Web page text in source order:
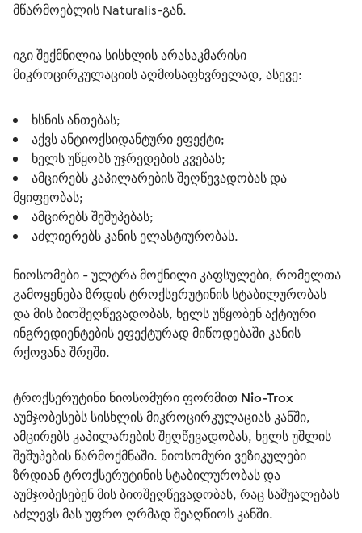
მწარმოებლის Naturalis-გან.
იგი შექმნილია სისხლის არასაკმარისი
მიკროცირკულაციის აღმოსაფხვრელად, ასევე:
ხსნის ანთებას;
აქვს ანტიოქსიდანტური ეფექტი;
ხელს უწყობს უჯრედების კვებას;
ამცირებს კაპილარების შეღწევადობას და
მყიფეობას;
ამცირებს შეშუპებას;
აძლიერებს კანის ელასტიურობას.
ნიოსომები - ულტრა მოქნილი კაფსულები, რომელთა
გამოყენება ზრდის ტროქსერუტინის სტაბილურობას
და მის ბიოშეღწევადობას, ხელს უწყობენ აქტიური
ინგრედიენტების ეფექტურად მიწოდებაში კანის
რქოვანა შრეში.
ტროქსერუტინი ნიოსომური ფორმით Nio-Trox
აუმჯობესებს სისხლის მიკროცირკულაციას კანში,
ამცირებს კაპილარების შეღწევადობას, ხელს უშლის
შეშუპების წარმოქმნაში. ნიოსომური ვეზიკულები
ზრდიან ტროქსერუტინის სტაბილურობას და
აუმჯობესებენ მის ბიოშეღწევადობას, რაც საშუალებას
აძლევს მას უფრო ღრმად შეაღწიოს კანში.